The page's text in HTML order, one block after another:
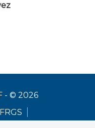
- © 2026